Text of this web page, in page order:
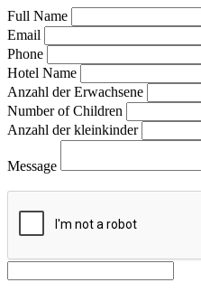
Full Name
Email
Phone
Hotel Name
Anzahl der Erwachsene
Number of Children
Anzahl der kleinkinder
Message